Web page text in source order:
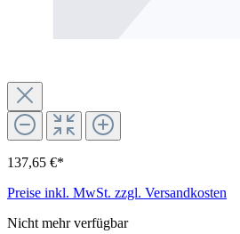
137,65 €*
Preise inkl. MwSt. zzgl. Versandkosten
Nicht mehr verfügbar